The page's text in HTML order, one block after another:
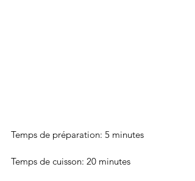
Temps de préparation: 5 minutes
Temps de cuisson: 20 minutes